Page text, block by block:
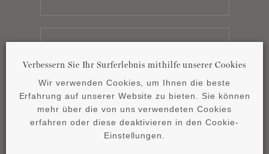
pdf 7,98 MB
Verbessern Sie Ihr Surferlebnis mithilfe unserer Cookies
Wir verwenden Cookies, um Ihnen die beste
Erfahrung auf unserer Website zu bieten. Sie können
mehr über die von uns verwendeten Cookies
erfahren oder diese deaktivieren in den Cookie-
Einstellungen.